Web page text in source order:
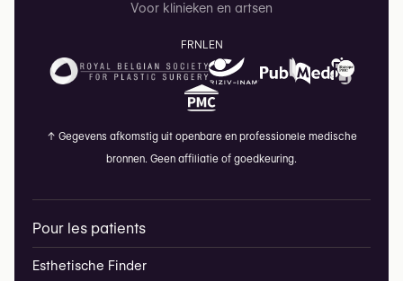
Voor klinieken en artsen
FRNLEN
↑ Gegevens afkomstig uit openbare en professionele medische
bronnen. Geen affiliatie of goedkeuring.
Pour les patients
Esthetische Finder